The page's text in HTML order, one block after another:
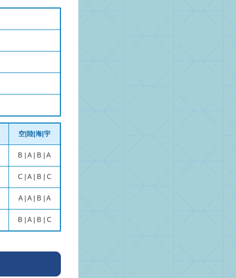
空|陸|海|宇
B | A | B | A
C | A | B | C
A | A | B | A
B | A | B | C